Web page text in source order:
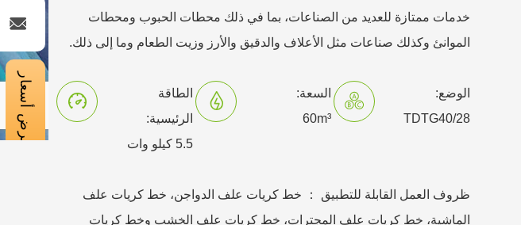
خدمات ممتازة للعديد من الصناعات، بما في ذلك محطات الحبوب ومحطات
الموانئ وكذلك صناعات مثل الأعلاف والدقيق والأرز وزيت الطعام وما إلى ذلك.
الوضع:
TDTG40/28
السعة:
60m³
الطاقة
الرئيسية:
5.5 كيلو وات
ظروف العمل القابلة للتطبيق ： خط كريات علف الدواجن، خط كريات علف
الماشية، خط كريات علف المجترات، خط كريات علف الخشب وخط كريات